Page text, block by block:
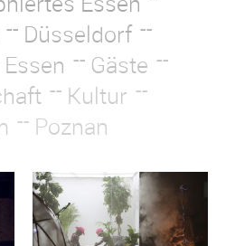
Düsseldorf
Essen
Gäste
Kultur
Poznan